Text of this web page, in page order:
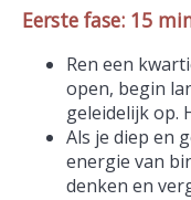
Eerste fase: 15
Ren een
open, begin
geleidelijk op.
Als je diep en
energie van
denken en